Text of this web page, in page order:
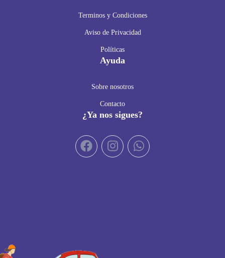
Terminos y Condiciones
Aviso de Privacidad
Políticas
Ayuda
Sobre nosotros
Contacto
¿Ya nos sigues?